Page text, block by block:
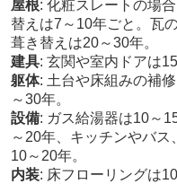
屋根: 化粧スレートの場
替えは7～10年ごと。瓦
葺き替えは20～30年。
建具: 玄関や室内ドアは
躯体: 土台や床組みの補
～30年。
設備: ガス給湯器は10～
～20年、キッチンやバ
10～20年。
内装: 床フローリングは